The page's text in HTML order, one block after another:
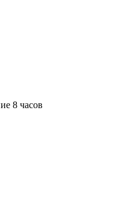
8 часов